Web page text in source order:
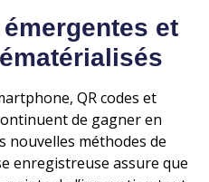
et
QR codes et
de gagner en
nouvelles méthodes de
enregistreuse assure que